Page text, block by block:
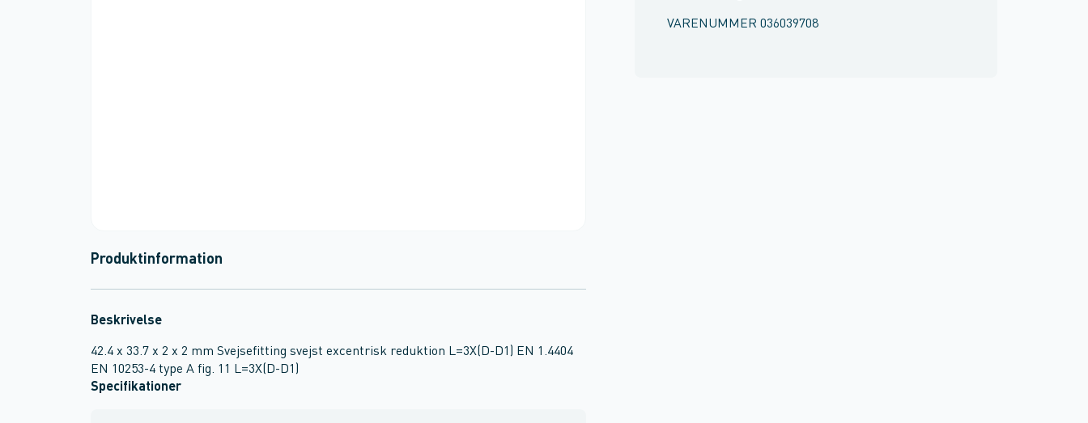
VARENUMMER 036039708
Produktinformation
Beskrivelse
42.4 x 33.7 x 2 x 2 mm Svejsefitting svejst excentrisk reduktion L=3X(D-D1) EN 1.4404
EN 10253-4 type A fig. 11 L=3X(D-D1)
Specifikationer